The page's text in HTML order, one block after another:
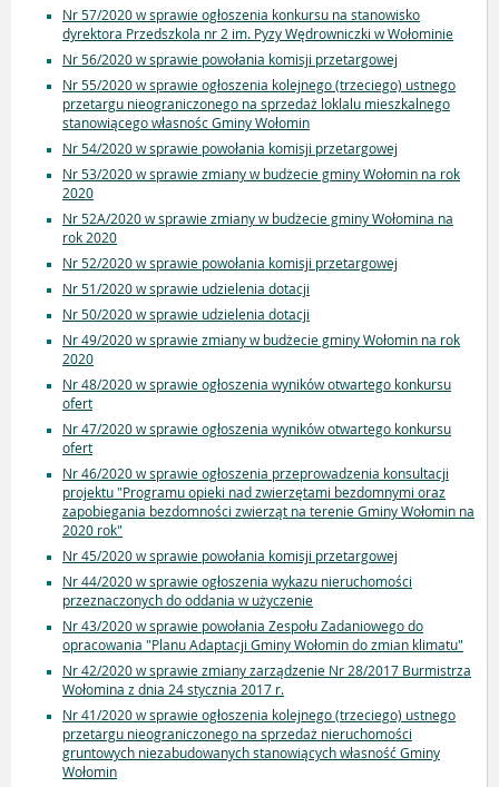
Nr 57/2020 w sprawie ogłoszenia konkursu na stanowisko
dyrektora Przedszkola nr 2 im. Pyzy Wędrowniczki w Wołominie
Nr 56/2020 w sprawie powołania komisji przetargowej
Nr 55/2020 w sprawie ogłoszenia kolejnego (trzeciego) ustnego
przetargu nieograniczonego na sprzedaż loklalu mieszkalnego
stanowiącego własnośc Gminy Wołomin
Nr 54/2020 w sprawie powołania komisji przetargowej
Nr 53/2020 w sprawie zmiany w budżecie gminy Wołomin na rok
2020
Nr 52A/2020 w sprawie zmiany w budżecie gminy Wołomina na
rok 2020
Nr 52/2020 w sprawie powołania komisji przetargowej
Nr 51/2020 w sprawie udzielenia dotacji
Nr 50/2020 w sprawie udzielenia dotacji
Nr 49/2020 w sprawie zmiany w budżecie gminy Wołomin na rok
2020
Nr 48/2020 w sprawie ogłoszenia wyników otwartego konkursu
ofert
Nr 47/2020 w sprawie ogłoszenia wyników otwartego konkursu
ofert
Nr 46/2020 w sprawie ogłoszenia przeprowadzenia konsultacji
projektu "Programu opieki nad zwierzętami bezdomnymi oraz
zapobiegania bezdomności zwierząt na terenie Gminy Wołomin na
2020 rok"
Nr 45/2020 w sprawie powołania komisji przetargowej
Nr 44/2020 w sprawie ogłoszenia wykazu nieruchomości
przeznaczonych do oddania w użyczenie
Nr 43/2020 w sprawie powołania Zespołu Zadaniowego do
opracowania "Planu Adaptacji Gminy Wołomin do zmian klimatu"
Nr 42/2020 w sprawie zmiany zarządzenie Nr 28/2017 Burmistrza
Wołomina z dnia 24 stycznia 2017 r.
Nr 41/2020 w sprawie ogłoszenia kolejnego (trzeciego) ustnego
przetargu nieograniczonego na sprzedaż nieruchomości
gruntowych niezabudowanych stanowiących własność Gminy
Wołomin